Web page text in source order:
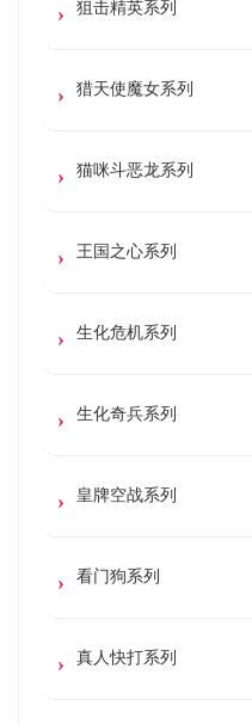
狙击精英系列
猎天使魔女系列
猫咪斗恶龙系列
王国之心系列
生化危机系列
生化奇兵系列
皇牌空战系列
看门狗系列
真人快打系列